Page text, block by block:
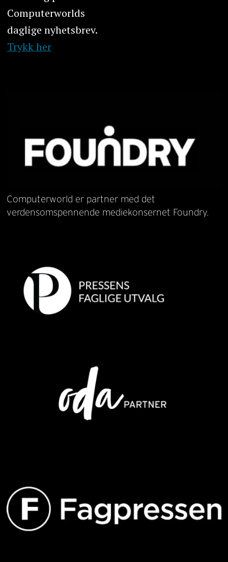
Computerworlds
daglige nyhetsbrev.
Trykk her
Computerworld er partner med det
verdensomspennende mediekonsernet Foundry.